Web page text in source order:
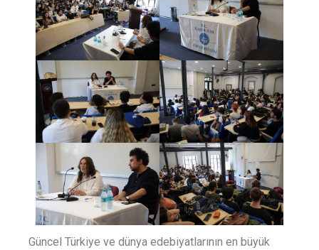
Güncel Türkiye ve dünya edebiyatlarının en büyük